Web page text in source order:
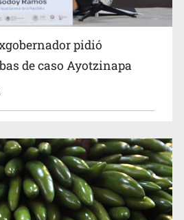
brote de ciclosporiasis en
pidió
de caso Ayotzinapa